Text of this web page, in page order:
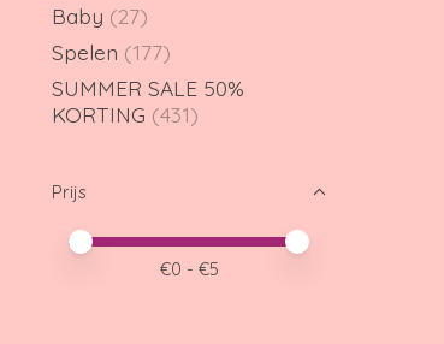
Baby (27)
Spelen (177)
SUMMER SALE 50%
KORTING (431)
Prijs
Minimale prijswaarde
Price maximum value
€0 - €5